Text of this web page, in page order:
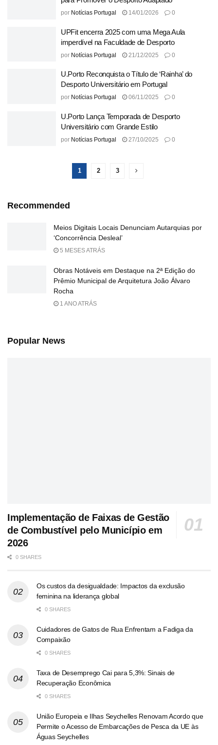
por Notícias Portugal 14/01/2026 0
UPFit encerra 2025 com uma Mega Aula
imperdível na Faculdade de Desporto
por Notícias Portugal 21/12/2025 0
U.Porto Reconquista o Título de ‘Rainha’ do
Desporto Universitário em Portugal
por Notícias Portugal 06/11/2025 0
U.Porto Lança Temporada de Desporto
Universitário com Grande Estilo
por Notícias Portugal 27/10/2025 0
1 2 3
Recommended
Meios Digitais Locais Denunciam Autarquias por
‘Concorrência Desleal’
5 MESES ATRÁS
Obras Notáveis em Destaque na 2ª Edição do
Prêmio Municipal de Arquitetura João Álvaro
Rocha
1 ANO ATRÁS
Popular News
Implementação de Faixas de Gestão
de Combustível pelo Município em
2026
0 SHARES
Os custos da desigualdade: Impactos da exclusão
feminina na liderança global
0 SHARES
Cuidadores de Gatos de Rua Enfrentam a Fadiga da
Compaixão
0 SHARES
Taxa de Desemprego Cai para 5,3%: Sinais de
Recuperação Econômica
0 SHARES
União Europeia e Ilhas Seychelles Renovam Acordo que
Permite o Acesso de Embarcações de Pesca da UE às
Águas Seychelles